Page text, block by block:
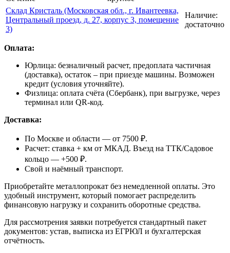
Склад Кристаль (Московская обл., г. Ивантеевка,
Центральный проезд, д. 27, корпус 3, помещение
3)
Наличие:
достаточно
Оплата:
Юрлица: безналичный расчет, предоплата частичная
(доставка), остаток – при приезде машины. Возможен
кредит (условия уточняйте).
Физлица: оплата счёта (Сбербанк), при выгрузке, через
терминал или QR-код.
Доставка:
По Москве и области — от 7500 ₽.
Расчет: ставка + км от МКАД. Въезд на ТТК/Садовое
кольцо — +500 ₽.
Свой и наёмный транспорт.
Приобретайте металлопрокат без немедленной оплаты. Это
удобный инструмент, который помогает распределить
финансовую нагрузку и сохранить оборотные средства.
Для рассмотрения заявки потребуется стандартный пакет
документов: устав, выписка из ЕГРЮЛ и бухгалтерская
отчётность.